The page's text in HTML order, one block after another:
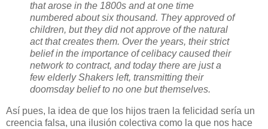
that arose in the 1800s and at one time
numbered about six thousand. They approved of
children, but they did not approve of the natural
act that creates them. Over the years, their strict
belief in the importance of celibacy caused their
network to contract, and today there are just a
few elderly Shakers left, transmitting their
doomsday belief to no one but themselves.
Así pues, la idea de que los hijos traen la felicidad sería un
creencia falsa, una ilusión colectiva como la que nos hace